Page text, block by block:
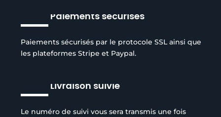
Paiements sécurisés
Paiements sécurisés par le protocole SSL ainsi que
les plateformes Stripe et Paypal.
Livraison suivie
Le numéro de suivi vous sera transmis une fois